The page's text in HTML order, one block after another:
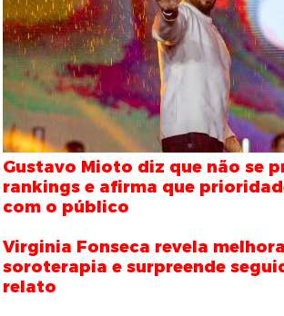
Gustavo Mioto diz que não se
rankings e afirma que
com o público
Virginia Fonseca revela
soroterapia e surpreende
relato